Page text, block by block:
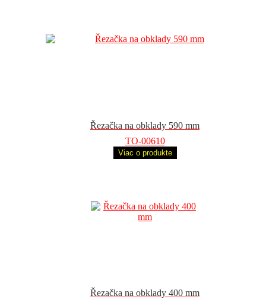
Řezačka na obklady 590 mm
TO-00610
Viac o produkte
Řezačka na obklady 400 mm